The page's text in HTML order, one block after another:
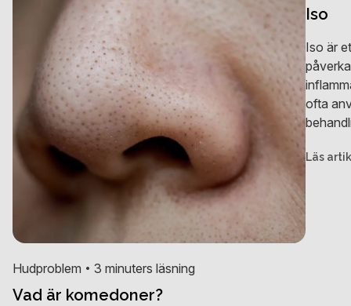
Hudproblem 3 minuters läsning
Vad är komedoner?
Iso
Iso är
ofta
Läs